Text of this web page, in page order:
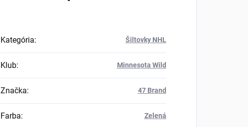
Kategória: Šiltovky NHL
Klub: Minnesota Wild
Značka: 47 Brand
Farba: Zelená